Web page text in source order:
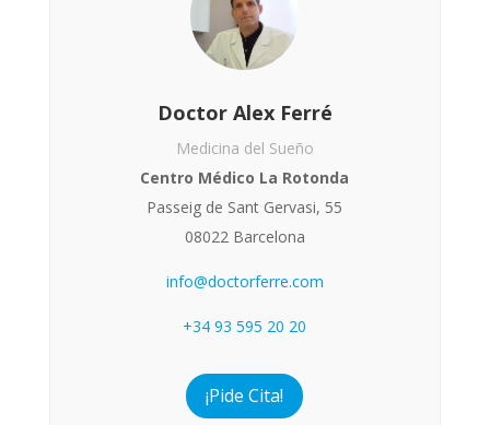
Doctor Alex Ferré
Medicina del Sueño
Centro Médico La Rotonda
Passeig de Sant Gervasi, 55
08022 Barcelona
info@doctorferre.com
+34 93 595 20 20
¡Pide Cita!